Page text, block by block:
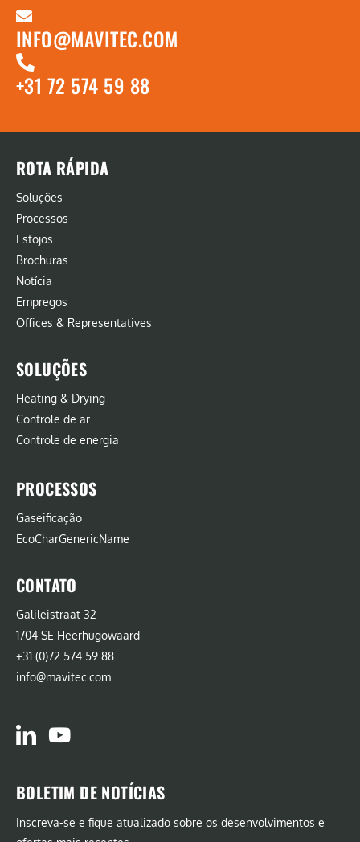
INFO@MAVITEC.COM
+31 72 574 59 88
ROTA RÁPIDA
Soluções
Processos
Estojos
Brochuras
Notícia
Empregos
Offices & Representatives
SOLUÇÕES
Heating & Drying
Controle de ar
Controle de energia
PROCESSOS
Gaseificação
EcoCharGenericName
CONTATO
Galileistraat 32
1704 SE Heerhugowaard
+31 (0)72 574 59 88
info@mavitec.com
BOLETIM DE NOTÍCIAS
Inscreva-se e fique atualizado sobre os desenvolvimentos e